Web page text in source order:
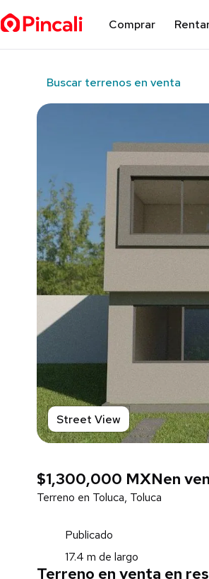
Comprar
Buscar terrenos en venta
Street View
$1,300,000 MXNen
Terreno en Toluca, Toluca
Publicado
17.4 m de largo
Terreno en venta en